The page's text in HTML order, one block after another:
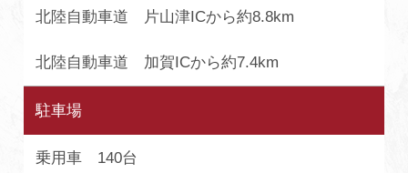
北陸自動車道 片山津ICから約8.8km
北陸自動車道 加賀ICから約7.4km
駐車場
乗用車 140台